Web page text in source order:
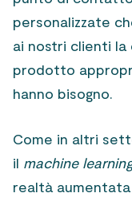
personalizzate
ai nostri clienti la
prodotto
hanno bisogno.
Come in altri
il machine
realtà